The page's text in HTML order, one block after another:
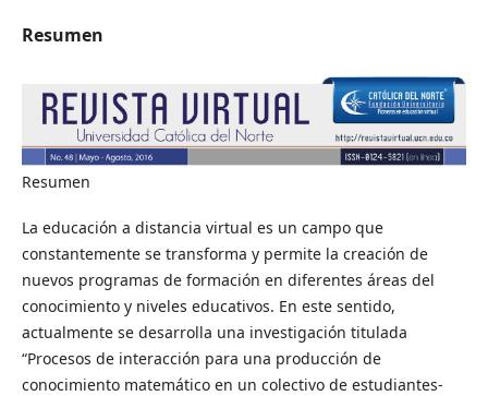
Resumen
Resumen
La educación a distancia virtual es un campo que
constantemente se transforma y permite la creación de
nuevos programas de formación en diferentes áreas del
conocimiento y niveles educativos. En este sentido,
actualmente se desarrolla una investigación titulada
“Procesos de interacción para una producción de
conocimiento matemático en un colectivo de estudiantes-